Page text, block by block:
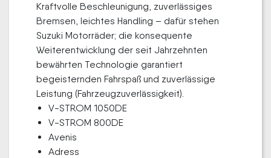
Kraftvolle Beschleunigung, zuverlässiges
Bremsen, leichtes Handling – dafür stehen
Suzuki Motorräder; die konsequente
Weiterentwicklung der seit Jahrzehnten
bewährten Technologie garantiert
begeisternden Fahrspaß und zuverlässige
Leistung (Fahrzeugzuverlässigkeit).
V-STROM 1050DE
V-STROM 800DE
Avenis
Adress